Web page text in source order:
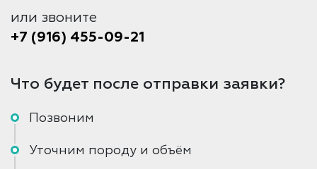
или звоните
+7 (916) 455-09-21
Что будет после отправки заявки?
Позвоним
Уточним породу и объём